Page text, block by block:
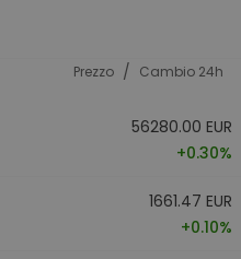
Prezzo / Cambio 24h
56280.00 EUR
+0.30%
1661.47 EUR
+0.10%